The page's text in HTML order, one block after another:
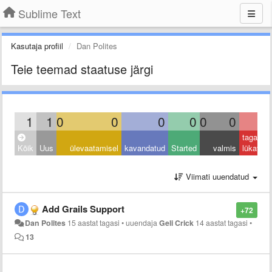
Sublime Text
Kasutaja profiil Dan Polites
Teie teemad staatuse järgi
1 1 0 0 0 0 0 0
Kõik Uus ülevaatamisel kavandatud Started valmis
tagasi
lükatud
Viimati uuendatud
+72
Add Grails Support
Dan Polites 15 aastat tagasi •uuendajaGeli Crick 14 aastat tagasi •
13